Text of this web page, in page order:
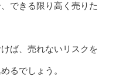
できる限り高く売りた
ば、売れないリスクを
るでしょう。